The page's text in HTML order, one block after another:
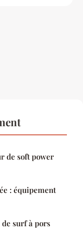
de soft power
: équipement
surf à pors